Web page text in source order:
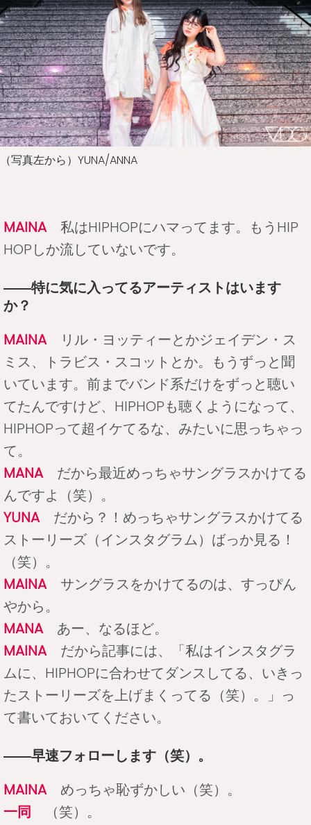
（写真左から）YUNA/ANNA
MAINA私はHIPHOPにハマってます。もうHIP
HOPしか流していないです。
――特に気に入ってるアーティストはいます
か？
MAINAリル・ヨッティーとかジェイデン・ス
ミス、トラビス・スコットとか。もうずっと聞
いています。前までバンド系だけをずっと聴い
てたんですけど、HIPHOPも聴くようになって、
HIPHOPって超イケてるな、みたいに思っちゃっ
て。
MANAだから最近めっちゃサングラスかけてる
んですよ（笑）。
YUNAだから？！めっちゃサングラスかけてる
ストーリーズ（インスタグラム）ばっか見る！
（笑）。
MAINAサングラスをかけてるのは、すっぴん
やから。
MANAあー、なるほど。
MAINAだから記事には、「私はインスタグラ
ムに、HIPHOPに合わせてダンスしてる、いきっ
たストーリーズを上げまくってる（笑）。」っ
て書いておいてください。
――早速フォローします（笑）。
MAINAめっちゃ恥ずかしい（笑）。
一同 （笑）。